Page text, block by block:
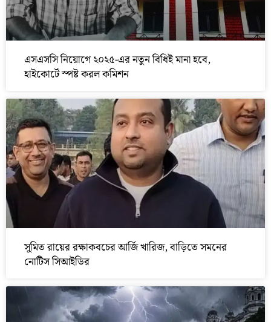
এসএসসি নিয়োগে ২০২৫-এর নতুন বিধিই মানা হবে,
হাইকোর্টে স্পষ্ট করল কমিশন
সুমিত রায়ের রক্ষাকবচের আর্জি খারিজ, বাড়িতে সমনের
নোটিস সিআইডির